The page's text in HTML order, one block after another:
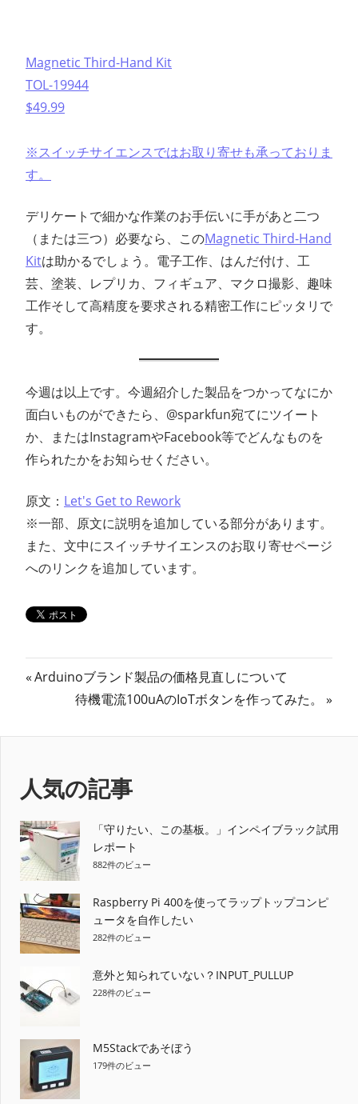
Magnetic Third-Hand Kit
TOL-19944
$49.99
※スイッチサイエンスではお取り寄せも承っておりま
す。
デリケートで細かな作業のお手伝いに手があと二つ
（または三つ）必要なら、このMagnetic Third-Hand
Kitは助かるでしょう。電子工作、はんだ付け、工
芸、塗装、レプリカ、フィギュア、マクロ撮影、趣味
工作そして高精度を要求される精密工作にピッタリで
す。
今週は以上です。今週紹介した製品をつかってなにか
面白いものができたら、@sparkfun宛てにツイート
か、またはInstagramやFacebook等でどんなものを
作られたかをお知らせください。
原文： Let's Get to Rework
※一部、原文に説明を追加している部分があります。
また、文中にスイッチサイエンスのお取り寄せページ
へのリンクを追加しています。
投
ナ
ビ
ゲ
ー
シ
ョ
ン
前
Arduinoブランド製品の価格見直しについて
次
待機電流100uAのIoTボタンを作ってみた。
人気の記事
「守りたい、この基板。」インペイブラック試用
レポート
882件のビュー
Raspberry Pi 400を使ってラップトップコンピ
ュータを自作したい
282件のビュー
意外と知られていない？INPUT_PULLUP
228件のビュー
M5Stackであそぼう
179件のビュー